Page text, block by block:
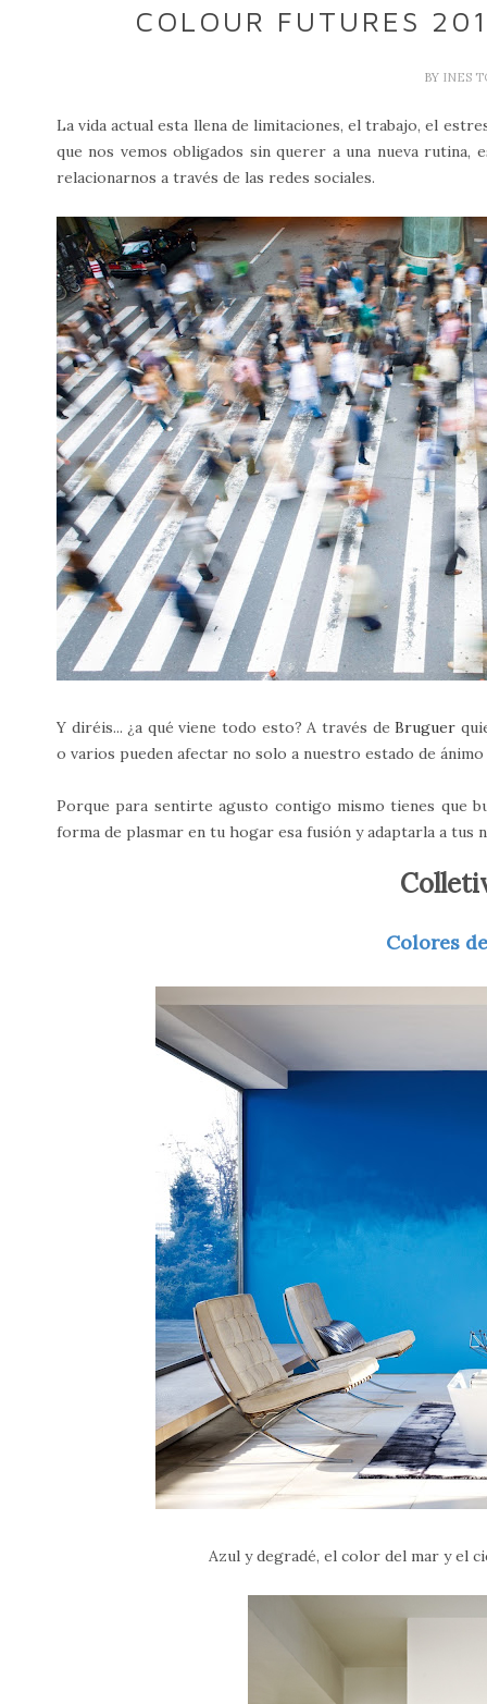
COLOUR FUTURES
BY INES
La vida actual esta llena de limitaciones, el trabajo, el
que nos vemos obligados sin querer a una nueva rutina,
relacionarnos a través de las redes sociales.
Y diréis... ¿a qué viene todo esto? A través deBruguer
o varios pueden afectar no solo a nuestro estado de
Porque para sentirte agusto contigo mismo tienes que
forma de plasmar en tu hogar esa fusión y adaptarla a tus
Colores
Azul y degradé, el color del mar y el